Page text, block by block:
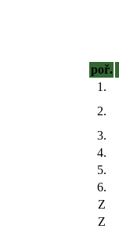
poř.
1.
2.
3.
4.
5.
6.
Z
Z